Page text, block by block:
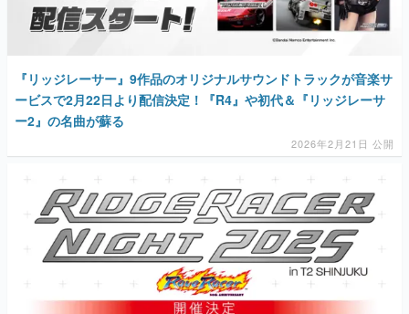
アプリレビュー
その他
電ファミニコゲーマーとは？
『リッジレーサー』9作品のオリジナルサウンドトラックが音楽サ
ービスで2月22日より配信決定！『R4』や初代＆『リッジレーサ
ー2』の名曲が蘇る
2026年2月21日 公開